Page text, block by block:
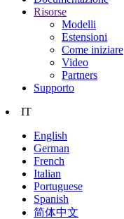
Risorse
Modelli
Estensioni
Come iniziare
Video
Partners
Supporto
IT
English
German
French
Italian
Portuguese
Spanish
简体中文